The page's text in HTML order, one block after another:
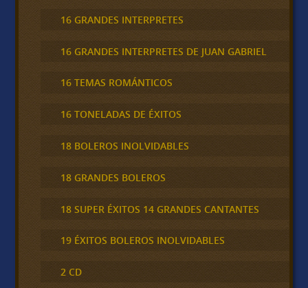
16 GRANDES INTERPRETES
16 GRANDES INTERPRETES DE JUAN GABRIEL
16 TEMAS ROMÁNTICOS
16 TONELADAS DE ÉXITOS
18 BOLEROS INOLVIDABLES
18 GRANDES BOLEROS
18 SUPER ÉXITOS 14 GRANDES CANTANTES
19 ÉXITOS BOLEROS INOLVIDABLES
2 CD